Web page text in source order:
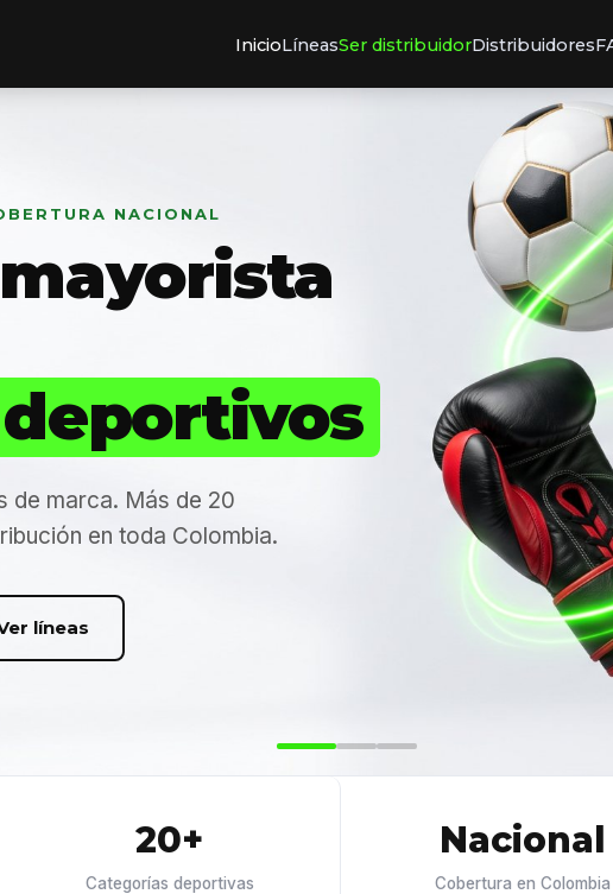
InicioLíneasSer distribuidorDistribuidores
NACIONAL
de marca. Más de 20
en toda Colombia.
líneas
20+
Categorías deportivas
Nacional
Cobertura en Colombia